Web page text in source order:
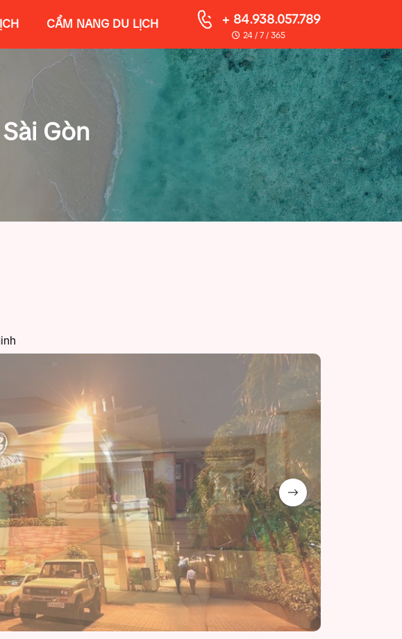
CẨM NANG DU LỊCH + 84.938.057.789
24 / 7 / 365
Gòn